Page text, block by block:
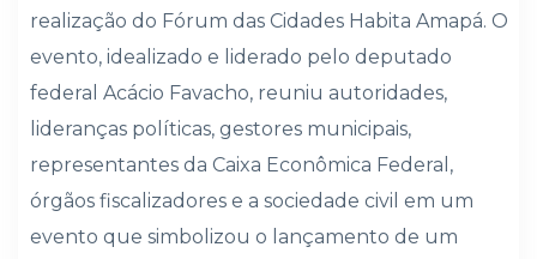
realização do Fórum das Cidades Habita Amapá. O
evento, idealizado e liderado pelo deputado
federal Acácio Favacho, reuniu autoridades,
lideranças políticas, gestores municipais,
representantes da Caixa Econômica Federal,
órgãos fiscalizadores e a sociedade civil em um
evento que simbolizou o lançamento de um